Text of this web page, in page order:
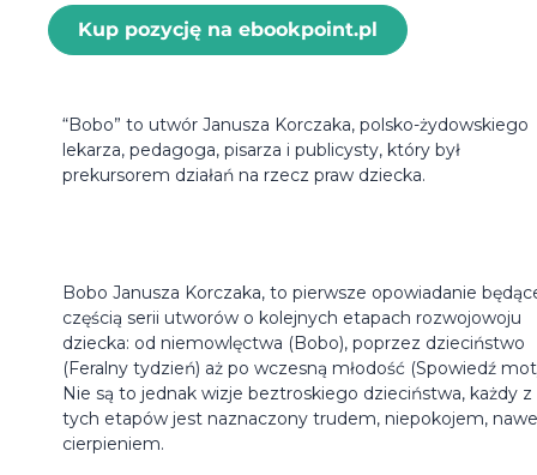
Kup pozycję na ebookpoint.pl
“Bobo” to utwór Janusza Korczaka, polsko-żydowskiego
lekarza, pedagoga, pisarza i publicysty, który był
prekursorem działań na rzecz praw dziecka.
Bobo Janusza Korczaka, to pierwsze opowiadanie
częścią serii utworów o kolejnych etapach rozwojowoju
dziecka: od niemowlęctwa (Bobo), poprzez dzieciństwo
(Feralny tydzień) aż po wczesną młodość (Spowiedź
Nie są to jednak wizje beztroskiego dzieciństwa, każdy z
tych etapów jest naznaczony trudem, niepokojem,
cierpieniem.